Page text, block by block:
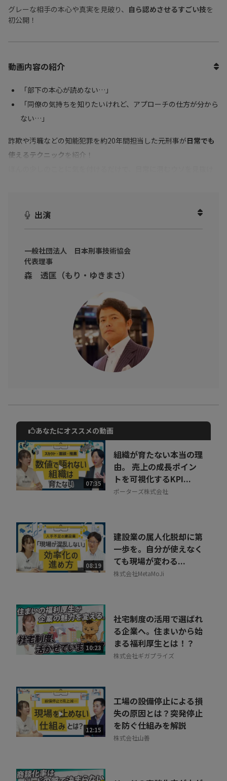
グレーな相手の本心や真実を見破り、 自ら認めさせるすごい技を
初公開！
動画内容の紹介
「部下の本心が読めない…」
「同僚の気持ちを知りたいけれど、アプローチの仕方が分から
ない…」
詐欺や汚職などの知能犯罪を約20年間担当した元刑事が日常でも
使えるテクニック を紹介！
出演
一般社団法人 日本刑事技術協会
代表理事
森 透匡（もり・ゆきまさ）
動画でご紹介しているサービスについて
お気軽にご相談・ご質問いただけます！
30秒でお申し込み可能
相談を希望する 無料
あなたにオススメの動画
07:35
組織が育たない本当の理
由。 売上の成長ポイン
トを可視化するKPI...
ポーターズ株式会社
08:19
建設業の属人化脱却に第
一歩を。自分が使えなく
ても現場が変わる...
株式会社MetaMoJi
10:23
社宅制度の活用で選ばれ
る企業へ。住まいから始
まる福利厚生とは！？
株式会社ギガプライズ
12:15
工場の設備停止による損
失の原因とは？突発停止
を防ぐ仕組みを解説
株式会社山善